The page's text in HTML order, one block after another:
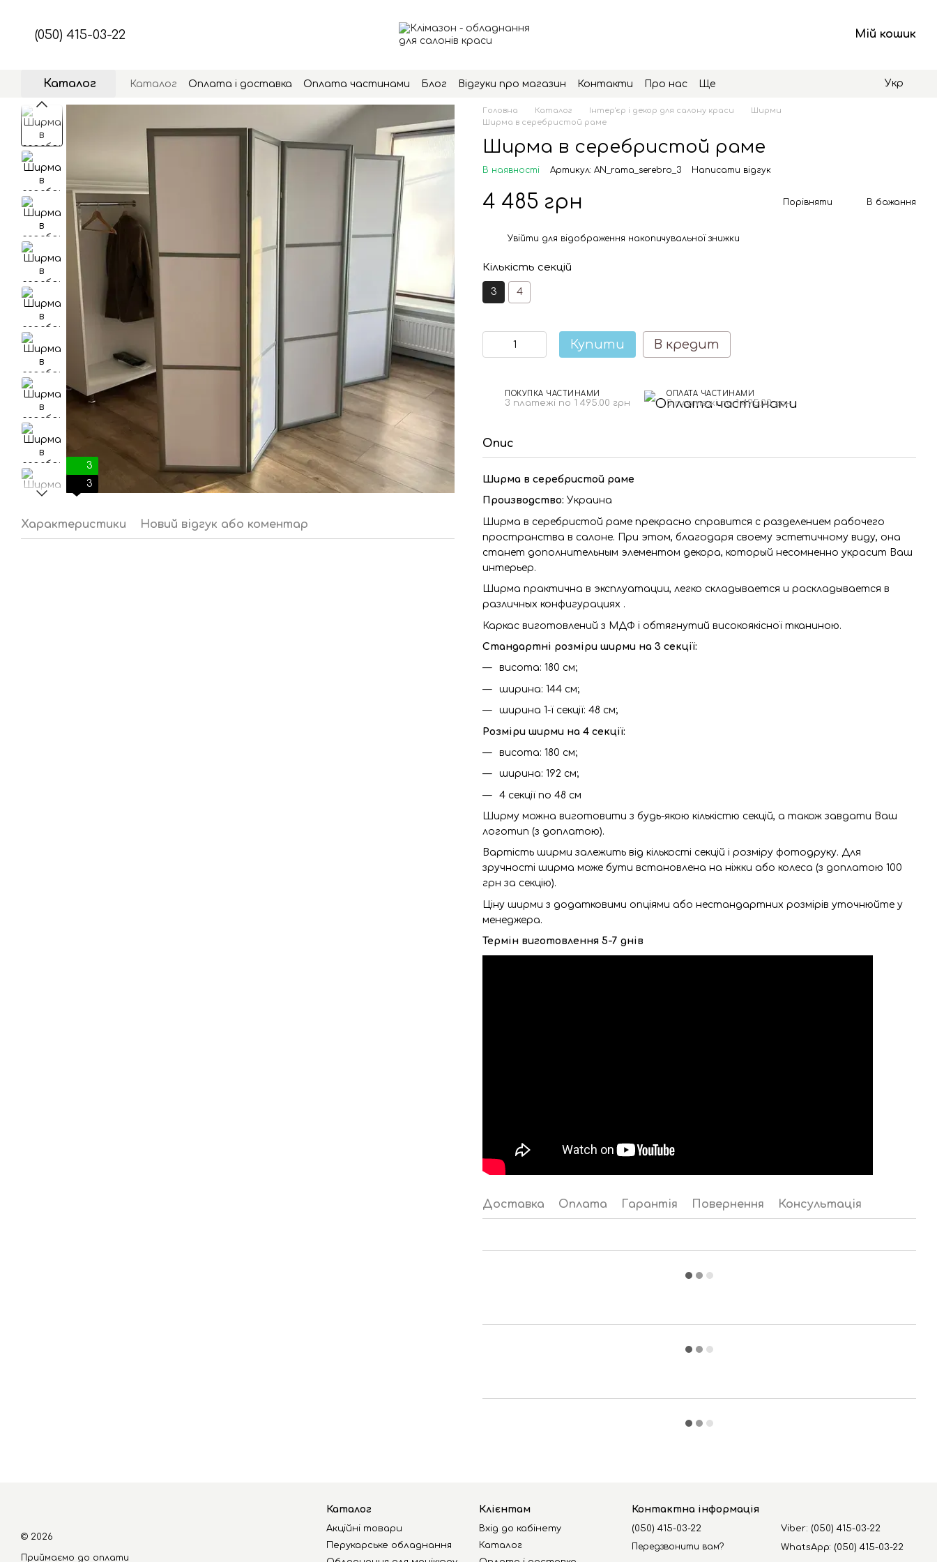
(050) 415-03-22 Мій кошик
Каталог Каталог Оплата і доставка Оплата частинами Блог Відгуки про магазин Контакти Про нас Ще Укр
3
3
Характеристики Новий відгук або коментар
Головна Каталог Інтер'єр і декор для салону краси
Ширми
Ширма в серебристой раме
Ширма в серебристой раме
В наявності Артикул: AN_rama_serebro_3 Написати відгук
4 485 грн Порівняти В бажання
Увійти для відображення накопичувальної знижки
Кількість секцій
3 4
Купити В кредит
ПОКУПКА ЧАСТИНАМИ
3 платежі по 1 495.00 грн
ОПЛАТА ЧАСТИНАМИ
3 платежі по 1 495.00 грн
Опис
Ширма в серебристой раме
Производство: Украина
Ширма в серебристой раме прекрасно справится с разделением рабочего
пространства в салоне. При этом, благодаря своему эстетичному виду, она
станет дополнительным элементом декора, который несомненно украсит Ваш
интерьер.
Ширма практична в эксплуатации, легко складывается и раскладывается в
различных конфигурациях .
Каркас виготовлений з МДФ і обтягнутий високоякісної тканиною.
Стандартні розміри ширми на 3 секції:
висота: 180 см;
ширина: 144 см;
ширина 1-ї секції: 48 см;
Розміри ширми на 4 секції:
висота: 180 см;
ширина: 192 см;
4 секції по 48 см
Ширму можна виготовити з будь-якою кількістю секцій, а також завдати Ваш
логотип (з доплатою).
Вартість ширми залежить від кількості секцій і розміру фотодруку. Для
зручності ширма може бути встановлена на ніжки або колеса (з доплатою 100
грн за секцію).
Ціну ширми з додатковими опціями або нестандартних розмірів уточнюйте у
менеджера.
Термін виготовлення 5-7 днів
Доставка Оплата Гарантія Повернення Консультація
© 2026
Приймаємо до оплати
Каталог
Акційні товари
Перукарське обладнання
Клієнтам
Вхід до кабінету
Каталог
Контактна інформація
(050) 415-03-22
Передзвонити вам?
Viber: (050) 415-03-22
WhatsApp: (050) 415-03-22